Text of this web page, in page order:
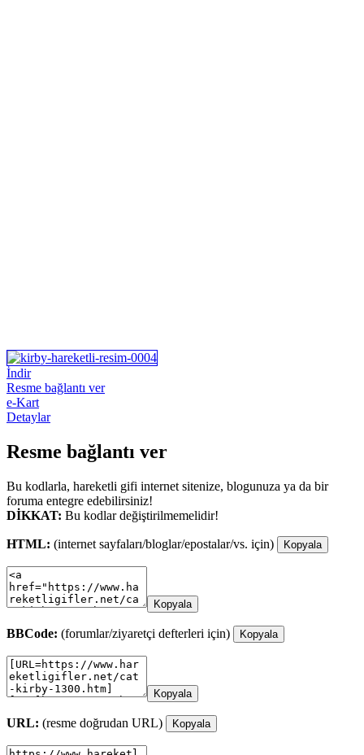
İndir
Resme bağlantı ver
e-Kart
Detaylar
Resme bağlantı ver
Bu kodlarla, hareketli gifi internet sitenize, blogunuza ya da bir
foruma entegre edebilirsiniz!
DİKKAT: Bu kodlar değiştirilmemelidir!
HTML: (internet sayfaları/bloglar/epostalar/vs. için) Kopyala
Kopyala
BBCode: (forumlar/ziyaretçi defterleri için) Kopyala
Kopyala
URL: (resme doğrudan URL) Kopyala